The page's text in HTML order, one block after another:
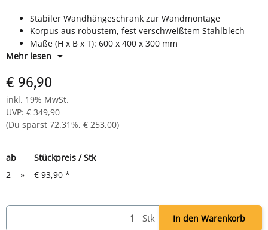
Stabiler Wandhängeschrank zur Wandmontage
Korpus aus robustem, fest verschweißtem Stahlblech
Maße (H x B x T): 600 x 400 x 300 mm
Farbe: Korpus und Tür in Lichtgrau
Mehr lesen
€ 96,90
inkl. 19% MwSt.
UVP: € 349,90
(Du sparst 72.31%, € 253,00)
ab
Stückpreis / Stk
2
» € 93,90 *
Stk In den Warenkorb